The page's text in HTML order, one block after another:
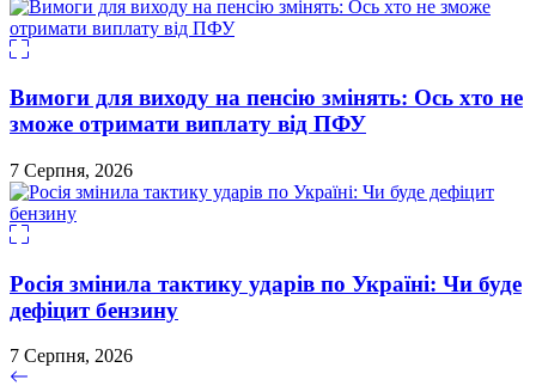
Вимоги для виходу на пенсію змінять: Ось хто не
зможе отримати виплату від ПФУ
7 Серпня, 2026
Росія змінила тактику ударів по Україні: Чи буде
дефіцит бензину
7 Серпня, 2026